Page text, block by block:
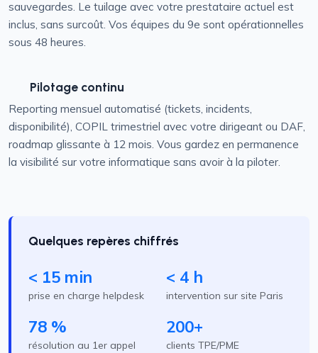
sauvegardes. Le tuilage avec votre prestataire actuel est
inclus, sans surcoût. Vos équipes du 9e sont opérationnelles
sous 48 heures.
Pilotage continu
Reporting mensuel automatisé (tickets, incidents,
disponibilité), COPIL trimestriel avec votre dirigeant ou DAF,
roadmap glissante à 12 mois. Vous gardez en permanence
la visibilité sur votre informatique sans avoir à la piloter.
Quelques repères chiffrés
< 15 min
prise en charge helpdesk
< 4 h
intervention sur site Paris
78 %
résolution au 1er appel
200+
clients TPE/PME